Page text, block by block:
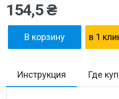
154,5 ₴
В корзину в 1
Инструкция Где